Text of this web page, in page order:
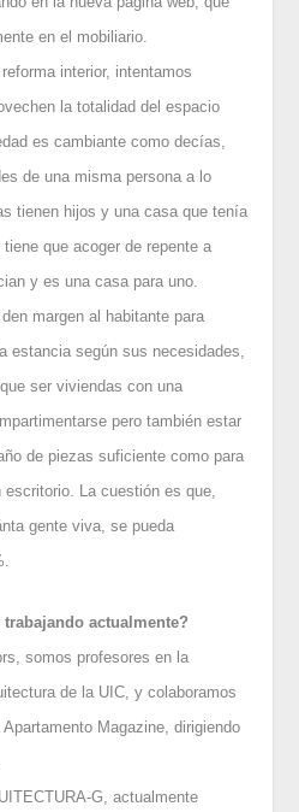
en el mobiliario.
interior, intentamos
la totalidad del espacio
es cambiante como decías,
de una misma persona a lo
tienen hijos y una casa que tenía
que acoger de repente a
y es una casa para uno.
margen al habitante para
estancia según sus necesidades,
ser viviendas con una
pero también estar
de piezas suficiente como para
La cuestión es que,
gente viva, se pueda
actualmente?
somos profesores en la
de la UIC, y colaboramos
Magazine, dirigiendo
G, actualmente